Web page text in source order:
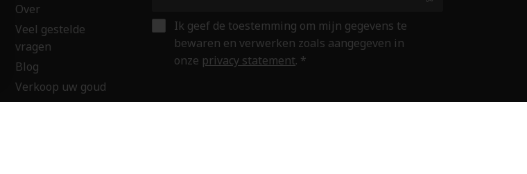
Over
Veel gestelde
vragen
Blog
Verkoop uw goud
Contact
Ik geef de toestemming om mijn gegevens te
bewaren en verwerken zoals aangegeven in
onze privacy statement. *